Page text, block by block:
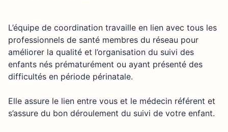
L’équipe de coordination travaille en lien avec tous les
professionnels de santé membres du réseau pour
améliorer la qualité et l’organisation du suivi des
enfants nés prématurément ou ayant présenté des
difficultés en période périnatale.
Elle assure le lien entre vous et le médecin référent et
s’assure du bon déroulement du suivi de votre enfant.